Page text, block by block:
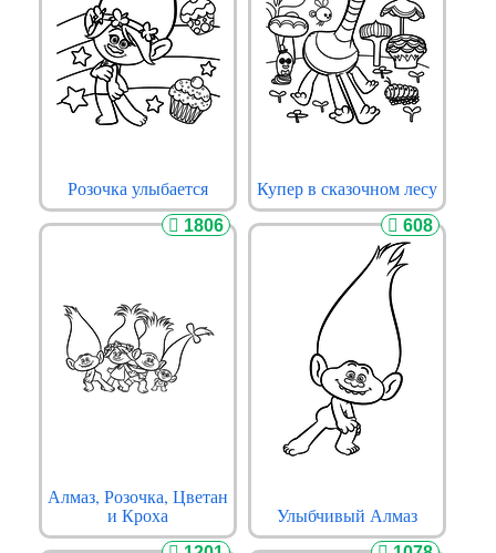
Розочка улыбается Купер в сказочном лесу
1806
Алмаз, Розочка, Цветан
и Кроха
608
Улыбчивый Алмаз